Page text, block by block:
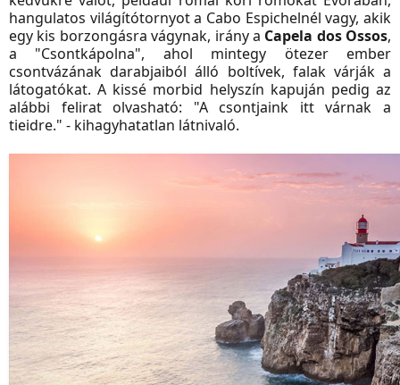
hangulatos világítótornyot a Cabo Espichelnél vagy, akik
egy kis borzongásra vágynak, irány a Capela dos Ossos,
a "Csontkápolna", ahol mintegy ötezer ember
csontvázának darabjaiból álló boltívek, falak várják a
látogatókat. A kissé morbid helyszín kapuján pedig az
alábbi felirat olvasható: "A csontjaink itt várnak a
tieidre." - kihagyhatatlan látnivaló.